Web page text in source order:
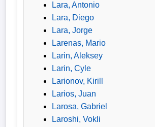
Lara, Antonio
Lara, Diego
Lara, Jorge
Larenas, Mario
Larin, Aleksey
Larin, Cyle
Larionov, Kirill
Larios, Juan
Larosa, Gabriel
Laroshi, Vokli